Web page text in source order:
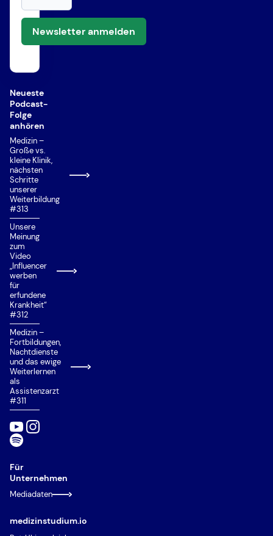
Newsletter anmelden
Neueste
Podcast-
Folge
anhören
Medizin –
Große vs.
kleine Klinik,
nächsten
Schritte
unserer
Weiterbildung
#313
Unsere
Meinung
zum
Video
„Influencer
werben
für
erfundene
Krankheit“
#312
Medizin –
Fortbildungen,
Nachtdienste
und das ewige
Weiterlernen
als
Assistenzarzt
#311
medizinstudium.io
Für
Unternehmen
Mediadaten